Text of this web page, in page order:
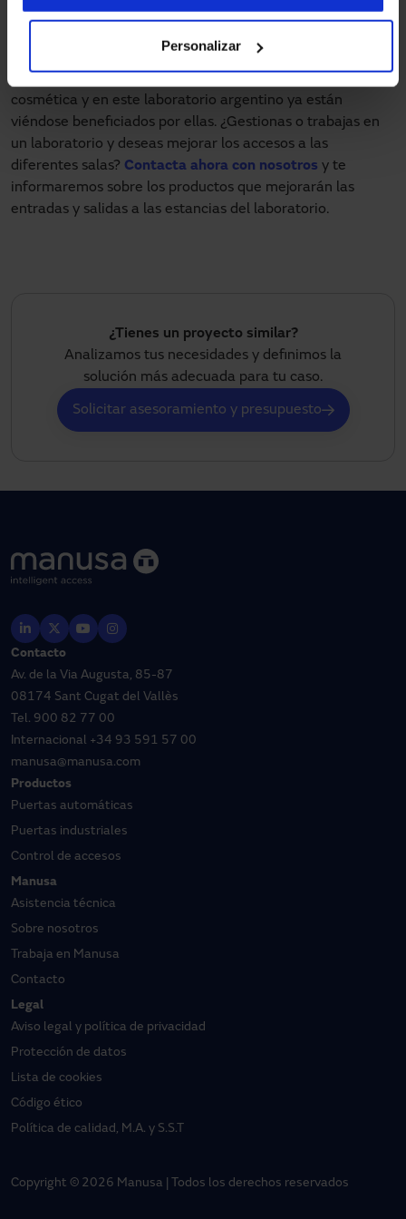
Personalizar
dejaran de funcionar, permitiendo así un desalojo cuando
las condiciones lo requieran.
cosmética y en este laboratorio argentino ya están
viéndose beneficiados por ellas. ¿Gestionas o trabajas en
un laboratorio y deseas mejorar los accesos a las
diferentes salas? Contacta ahora con nosotros y te
informaremos sobre los productos que mejorarán las
entradas y salidas a las estancias del laboratorio.
¿Tienes un proyecto similar?
Analizamos tus necesidades y definimos la
solución más adecuada para tu caso.
Solicitar asesoramiento y presupuesto
Contacto
Av. de la Via Augusta, 85-87
08174 Sant Cugat del Vallès
Tel. 900 82 77 00
Internacional +34 93 591 57 00
manusa@manusa.com
Productos
Puertas automáticas
Puertas industriales
Control de accesos
Manusa
Asistencia técnica
Sobre nosotros
Trabaja en Manusa
Contacto
Legal
Aviso legal y política de privacidad
Protección de datos
Lista de cookies
Código ético
Política de calidad, M.A. y S.S.T
Copyright © 2026 Manusa | Todos los derechos reservados